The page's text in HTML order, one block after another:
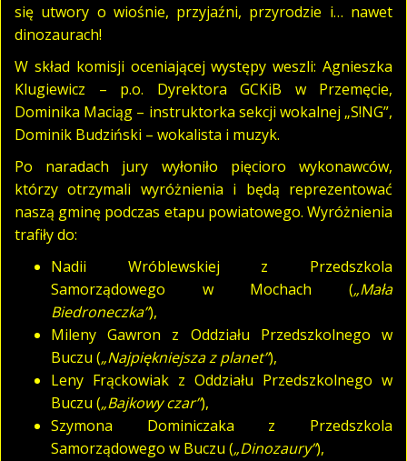
się utwory o wiośnie, przyjaźni, przyrodzie i… nawet
dinozaurach!
W skład komisji oceniającej występy weszli: Agnieszka
Klugiewicz – p.o. Dyrektora GCKiB w Przemęcie,
Dominika Maciąg – instruktorka sekcji wokalnej „S!NG”,
Dominik Budziński – wokalista i muzyk.
Po naradach jury wyłoniło pięcioro wykonawców,
którzy otrzymali wyróżnienia i będą reprezentować
naszą gminę podczas etapu powiatowego. Wyróżnienia
trafiły do:
Nadii Wróblewskiej z Przedszkola
Samorządowego w Mochach („Mała
Biedroneczka”),
Mileny Gawron z Oddziału Przedszkolnego w
Buczu („Najpiękniejsza z planet”),
Leny Frąckowiak z Oddziału Przedszkolnego w
Buczu („Bajkowy czar”),
Szymona Dominiczaka z Przedszkola
Samorządowego w Buczu („Dinozaury”),